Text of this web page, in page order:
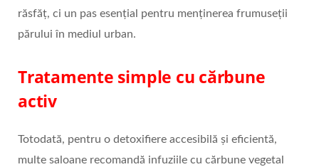
răsfăț, ci un pas esențial pentru menținerea frumuseții
părului în mediul urban.
Tratamente simple cu cărbune
activ
Totodată, pentru o detoxifiere accesibilă și eficientă,
multe saloane recomandă infuziile cu cărbune vegetal